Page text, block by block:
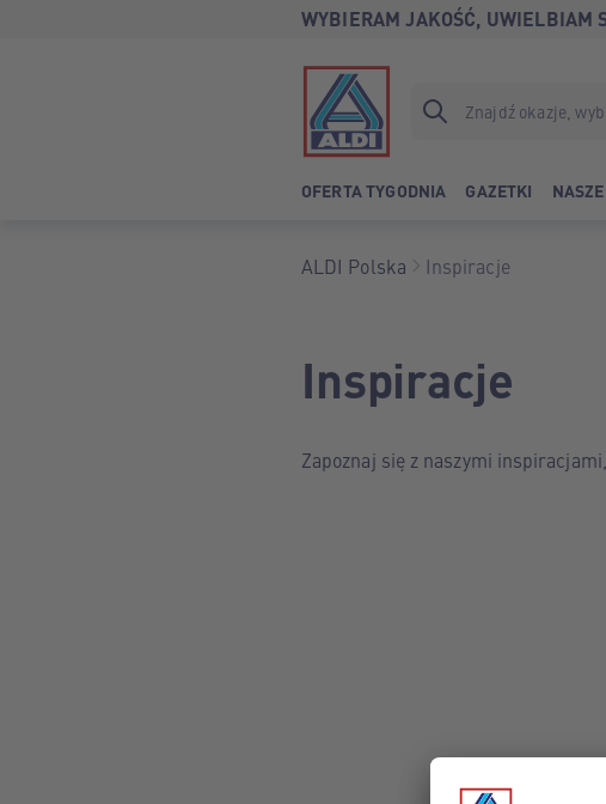
WYBIERAM JAKOŚĆ, UWIELBIAM
OFERTA TYGODNIA GAZETKI
ALDI Polska Inspiracje
Inspiracje
Zapoznaj się z naszymi